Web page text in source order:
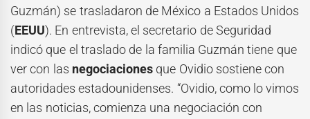
Guzmán) se trasladaron de México a Estados Unidos
(EEUU). En entrevista, el secretario de Seguridad
indicó que el traslado de la familia Guzmán tiene que
ver con las negociaciones que Ovidio sostiene con
autoridades estadounidenses. “Ovidio, como lo vimos
en las noticias, comienza una negociación con